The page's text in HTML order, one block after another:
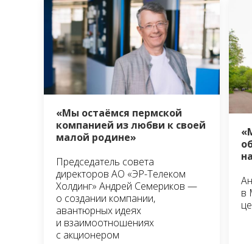
«Мы остаёмся пермской
компанией из любви к своей
малой родине»
Председатель совета
директоров АО «ЭР-Телеком
Холдинг» Андрей Семериков —
о создании компании,
авантюрных идеях
и взаимоотношениях
с акционером
в